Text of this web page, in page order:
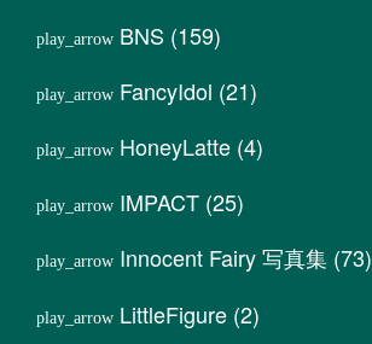
BNS (159)
FancyIdol (21)
HoneyLatte (4)
IMPACT (25)
Innocent Fairy 写真集 (73)
LittleFigure (2)